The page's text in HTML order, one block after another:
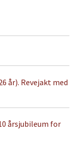
år). Revejakt med
årsjubileum for